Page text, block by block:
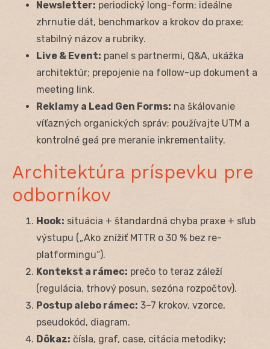
Newsletter: periodický long-form; ideálne
zhrnutie dát, benchmarkov a krokov do praxe;
stabilný názov a rubriky.
Live & Event: panel s partnermi, Q&A, ukážka
architektúr; prepojenie na follow-up dokument a
meeting link.
Reklamy a Lead Gen Forms: na škálovanie
víťazných organických správ; používajte UTM a
kontrolné geá pre meranie inkrementality.
Architektúra príspevku pre
odborníkov
Hook: situácia + štandardná chyba praxe + sľub
výstupu („Ako znížiť MTTR o 30 % bez re-
platformingu“).
Kontekst a rámec: prečo to teraz záleží
(regulácia, trhový posun, sezóna rozpočtov).
Postup alebo rámec: 3–7 krokov, vzorce,
pseudokód, diagram.
Dôkaz: čísla, graf, case, citácia metodiky;